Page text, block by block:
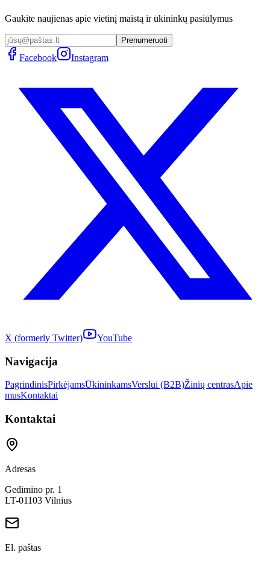
Gaukite naujienas apie vietinį maistą ir ūkininkų pasiūlymus
Prenumeruoti
Facebook Instagram
X (formerly Twitter) YouTube
Navigacija
PagrindinisPirkėjamsŪkininkamsVerslui (B2B)Žinių centrasApie
musKontaktai
Kontaktai
Adresas
Gedimino pr. 1
LT-01103 Vilnius
El. paštas